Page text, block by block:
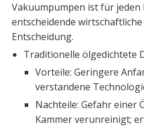
Vakuumpumpen ist für jeden
entscheidende
Entscheidung.
Traditionelle ölgedichtete
Vorteile: Geringere
verstandene
Nachteile: Gefahr einer
Kammer verunreinigt;